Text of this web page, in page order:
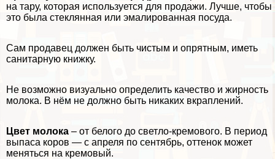
на тару, которая используется для продажи. Лучше, чтобы
это была стеклянная или эмалированная посуда.
Сам продавец должен быть чистым и опрятным, иметь
санитарную книжку.
Не возможно визуально определить качество и жирность
молока. В нём не должно быть никаких вкраплений.
Цвет молока – от белого до светло-кремового. В период
выпаса коров — с апреля по сентябрь, оттенок может
меняться на кремовый.